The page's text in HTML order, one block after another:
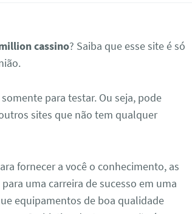
cassino? Saiba que esse site é só
para testar. Ou seja, pode
sites que não tem qualquer
fornecer a você o conhecimento, as
uma carreira de sucesso em uma
equipamentos de boa qualidade